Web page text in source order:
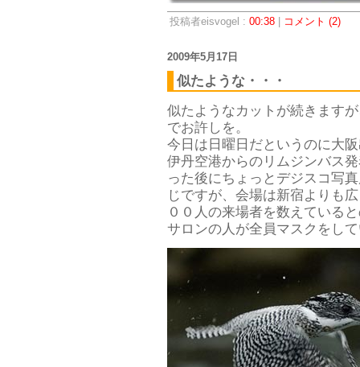
投稿者eisvogel : 00:38| コメント (2)
2009年5月17日
似たような・・・
似たようなカットが続きます
でお許しを。
今日は日曜日だというのに大
伊丹空港からのリムジンバス
った後にちょっとデジスコ写
じですが、会場は新宿よりも
００人の来場者を数えている
サロンの人が全員マスクをし